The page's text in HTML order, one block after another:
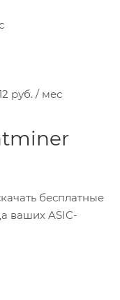
руб. / мес
бесплатные
ваших ASIC-